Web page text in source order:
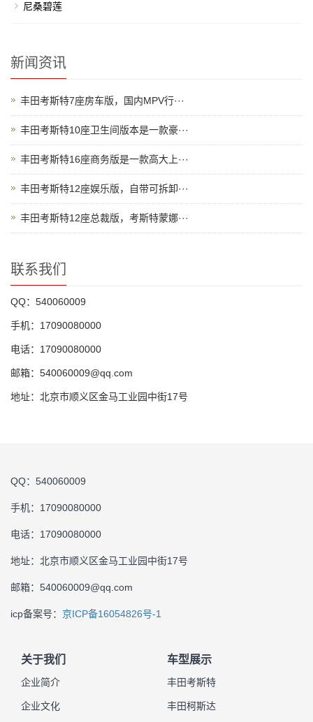
尼桑碧莲
新闻资讯
丰田考斯特7座房车版，国内MPV行···
丰田考斯特10座卫生间版本是一款豪···
丰田考斯特16座商务版是一款高大上···
丰田考斯特12座娱乐版，自带可拆卸···
丰田考斯特12座总裁版，考斯特蒙娜···
联系我们
QQ：540060009
手机：17090080000
电话：17090080000
邮箱：540060009@qq.com
地址：北京市顺义区金马工业园中街17号
QQ：540060009
手机：17090080000
电话：17090080000
地址：北京市顺义区金马工业园中街17号
邮箱：540060009@qq.com
icp备案号： 京ICP备16054826号-1
关于我们
企业简介
企业文化
车型展示
丰田考斯特
丰田柯斯达